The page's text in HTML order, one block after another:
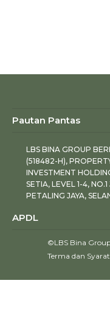
Pautan Pantas
LBS BINA GROUP
(518482-H),
INVESTMENT
SETIA, LEVEL 1-4,
PETALING JAYA,
APDL
©LBS Bina
Terma dan Syarat